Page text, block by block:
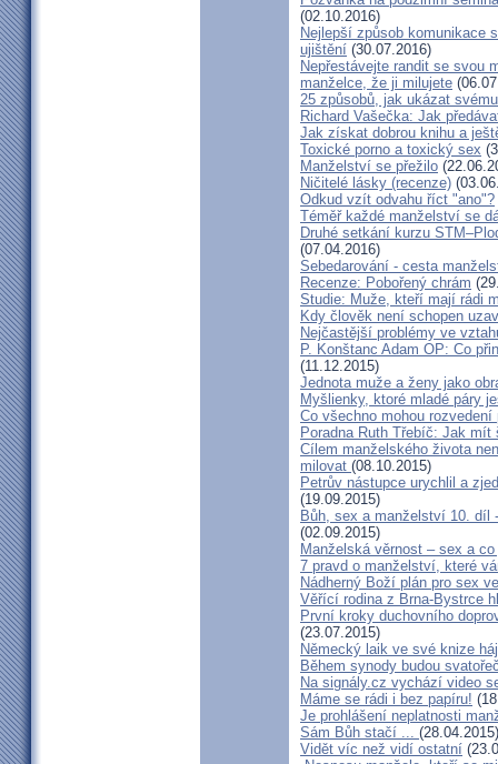
(02.10.2016)
Nejlepší způsob komunikace
ujištění (30.07.2016)
Nepřestávejte randit se svou
manželce, že ji milujete
25 způsobů, jak ukázat
Richard Vašečka: Jak
Jak získat dobrou knihu a
Toxické porno a toxický sex
Manželství se přežilo
Ničitelé lásky (recenze)
Odkud vzít odvahu říct "ano"?
Téměř každé manželství se
Druhé setkání kurzu
(07.04.2016)
Sebedarování - cesta
Recenze: Pobořený chrám
Studie: Muže, kteří mají rádi
Kdy člověk není schopen
Nejčastější problémy ve
P. Konštanc Adam OP: Co
(11.12.2015)
Jednota muže a ženy jako
Myšlienky, ktoré mladé páry
Co všechno mohou
Poradna Ruth Třebíč: Jak
Cílem manželského života
milovat (08.10.2015)
Petrův nástupce urychlil a
(19.09.2015)
Bůh, sex a manželství 10. díl
(02.09.2015)
Manželská věrnost – sex a
7 pravd o manželství, které
Nádherný Boží plán pro sex
Věřící rodina z Brna-Bystrce
První kroky duchovního
(23.07.2015)
Německý laik ve své knize
Během synody budou
Na signály.cz vychází video
Máme se rádi i bez papíru!
Je prohlášení neplatnosti
Sám Bůh stačí ... (28.04.2015)
Vidět víc než vidí ostatní